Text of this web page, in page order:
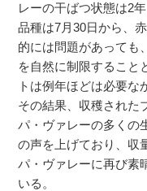
レーの干ばつ状態は2
品種は7月30日から、
的には問題があっても
を自然に制限すること
トは例年ほどは必要な
その結果、収穫された
パ・ヴァレーの多くの
の声を上げており、収
パ・ヴァレーに再び素
いる。